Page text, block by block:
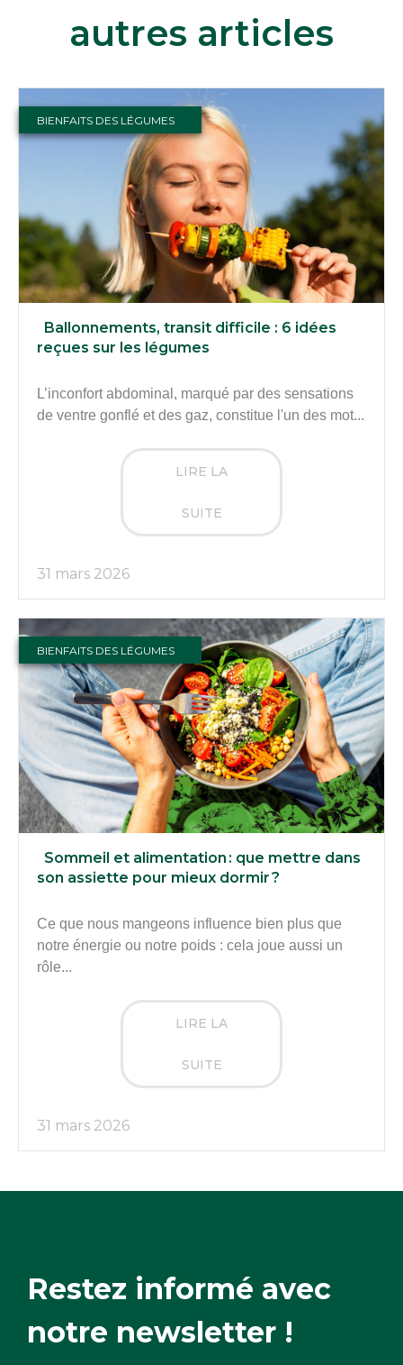
autres articles
BIENFAITS DES LÉGUMES
Ballonnements, transit difficile : 6 idées
reçues sur les légumes
L’inconfort abdominal, marqué par des sensations
de ventre gonflé et des gaz, constitue l'un des mot...
LIRE LA
SUITE
31 mars 2026
BIENFAITS DES LÉGUMES
Sommeil et alimentation : que mettre dans
son assiette pour mieux dormir ?
Ce que nous mangeons influence bien plus que
notre énergie ou notre poids : cela joue aussi un
rôle...
LIRE LA
SUITE
31 mars 2026
Restez informé avec
notre newsletter !